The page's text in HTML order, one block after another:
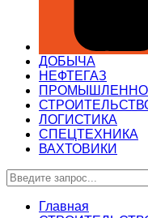
ДОБЫЧА
НЕФТЕГАЗ
ЛОГИСТИКА
СПЕЦТЕХНИКА
ВАХТОВИКИ
Главная